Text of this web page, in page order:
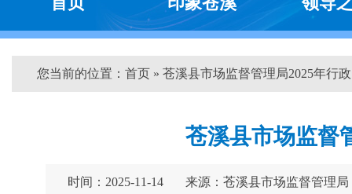
您当前的位置： 首页 » 苍溪县市场监督管理局2025年行
苍溪县市场监督
时间：2025-11-14 来源：苍溪县市场监督管理局